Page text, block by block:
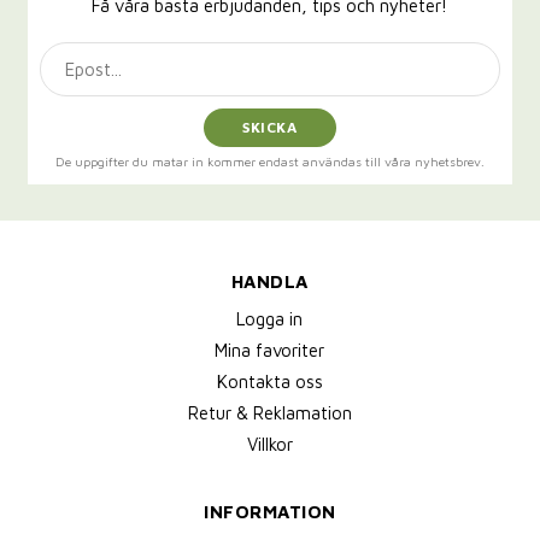
Få våra bästa erbjudanden, tips och nyheter!
SKICKA
De uppgifter du matar in kommer endast användas till våra nyhetsbrev.
HANDLA
Logga in
Mina favoriter
Kontakta oss
Retur & Reklamation
Villkor
INFORMATION